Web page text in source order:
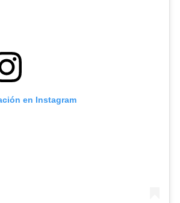
en Instagram